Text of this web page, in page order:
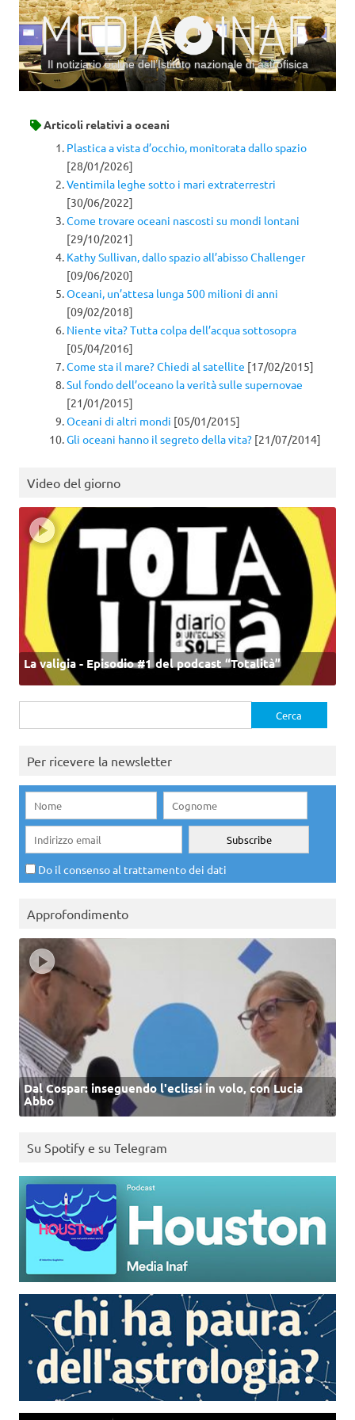
Il notiziario online dell’Istituto nazionale di astrofisica
Articoli relativi a oceani
Plastica a vista d’occhio, monitorata dallo spazio
[28/01/2026]
Ventimila leghe sotto i mari extraterrestri
[30/06/2022]
Come trovare oceani nascosti su mondi lontani
[29/10/2021]
Kathy Sullivan, dallo spazio all’abisso Challenger
[09/06/2020]
Oceani, un’attesa lunga 500 milioni di anni
[09/02/2018]
Niente vita? Tutta colpa dell’acqua sottosopra
[05/04/2016]
Come sta il mare? Chiedi al satellite [17/02/2015]
Sul fondo dell’oceano la verità sulle supernovae
[21/01/2015]
Oceani di altri mondi [05/01/2015]
Gli oceani hanno il segreto della vita? [21/07/2014]
Video del giorno
La valigia - Episodio #1 del podcast “Totalità”
per:
Per ricevere la newsletter
Do il consenso al trattamento dei dati
Approfondimento
Dal Cospar: inseguendo l'eclissi in volo, con Lucia
Abbo
Su Spotify e su Telegram